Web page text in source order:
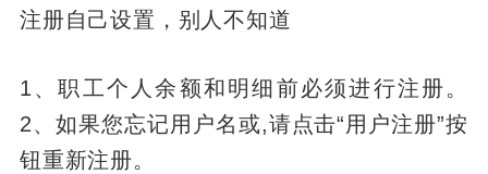
注册自己设置，别人不知道
1、职工个人余额和明细前必须进行注册。
2、如果您忘记用户名或,请点击“用户注册”按
钮重新注册。